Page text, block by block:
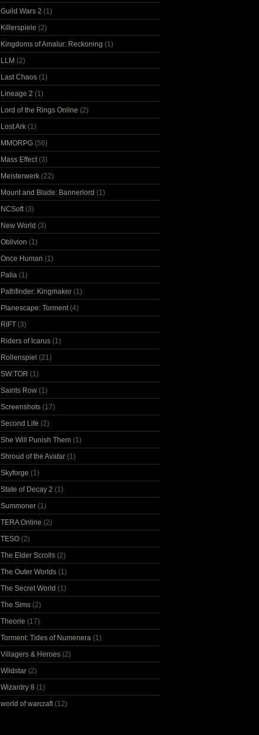
Guild Wars 2 (1)
Killerspiele (2)
Kingdoms of Amalur: Reckoning (1)
LLM (2)
Last Chaos (1)
Lineage 2 (1)
Lord of the Rings Online (2)
Lost Ark (1)
MMORPG (56)
Mass Effect (3)
Meisterwerk (22)
Mount and Blade: Bannerlord (1)
NCSoft (3)
New World (3)
Oblivion (1)
Once Human (1)
Palia (1)
Pathfinder: Kingmaker (1)
Planescape: Torment (4)
RIFT (3)
Riders of Icarus (1)
Rollenspiel (21)
SW:TOR (1)
Saints Row (1)
Screenshots (17)
Second Life (2)
She Will Punish Them (1)
Shroud of the Avatar (1)
Skyforge (1)
State of Decay 2 (1)
Summoner (1)
TERA Online (2)
TESO (2)
The Elder Scrolls (2)
The Outer Worlds (1)
The Secret World (1)
The Sims (2)
Theorie (17)
Torment: Tides of Numenera (1)
Villagers & Heroes (2)
Wildstar (2)
Wizardry 8 (1)
world of warcraft (12)